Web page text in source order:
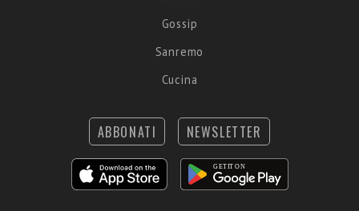
Gossip
Sanremo
Cucina
ABBONATI NEWSLETTER